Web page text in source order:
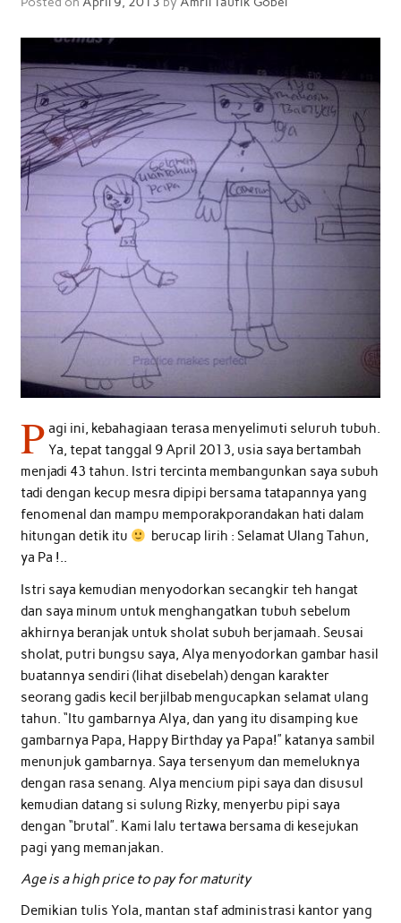
P agi ini, kebahagiaan terasa menyelimuti seluruh tubuh.
Ya, tepat tanggal 9 April 2013, usia saya bertambah
menjadi 43 tahun. Istri tercinta membangunkan saya subuh
tadi dengan kecup mesra dipipi bersama tatapannya yang
fenomenal dan mampu memporakporandakan hati dalam
hitungan detik itu
berucap lirih : Selamat Ulang Tahun,
ya Pa !..
Istri saya kemudian menyodorkan secangkir teh hangat
dan saya minum untuk menghangatkan tubuh sebelum
akhirnya beranjak untuk sholat subuh berjamaah. Seusai
sholat, putri bungsu saya, Alya menyodorkan gambar hasil
buatannya sendiri (lihat disebelah) dengan karakter
seorang gadis kecil berjilbab mengucapkan selamat ulang
tahun. “Itu gambarnya Alya, dan yang itu disamping kue
gambarnya Papa, Happy Birthday ya Papa!” katanya sambil
menunjuk gambarnya. Saya tersenyum dan memeluknya
dengan rasa senang. Alya mencium pipi saya dan disusul
kemudian datang si sulung Rizky, menyerbu pipi saya
dengan “brutal”. Kami lalu tertawa bersama di kesejukan
pagi yang memanjakan.
Age is a high price to pay for maturity
Demikian tulis Yola, mantan staf administrasi kantor yang